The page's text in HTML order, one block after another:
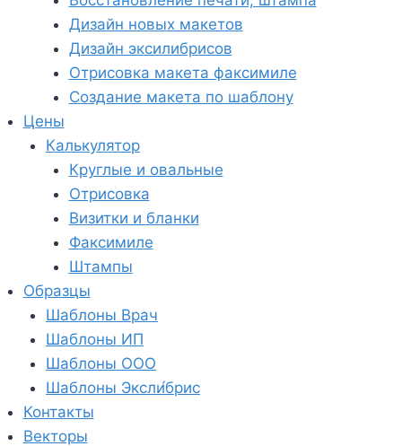
Дизайн новых макетов
Дизайн эксилибрисов
Отрисовка макета факсимиле
Создание макета по шаблону
Цены
Калькулятор
Круглые и овальные
Отрисовка
Визитки и бланки
Факсимиле
Штампы
Образцы
Шаблоны Врач
Шаблоны ИП
Шаблоны ООО
Шаблоны Эксли́брис
Контакты
Векторы